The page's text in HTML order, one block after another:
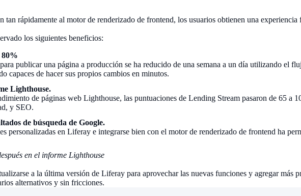
tan rápidamente al motor de renderizado de frontend, los usuarios obtienen una
los siguientes beneficios:
publicar una página a producción se ha reducido de una semana a un día utilizando el
capaces de hacer sus propios cambios en minutos.
Lighthouse.
de páginas web Lighthouse, las puntuaciones de Lending Stream pasaron de 65 a
y SEO.
de búsqueda de Google.
personalizadas en Liferay e integrarse bien con el motor de renderizado de frontend ha
en el informe Lighthouse
a la última versión de Liferay para aprovechar las nuevas funciones y agregar más
alternativos y sin fricciones.